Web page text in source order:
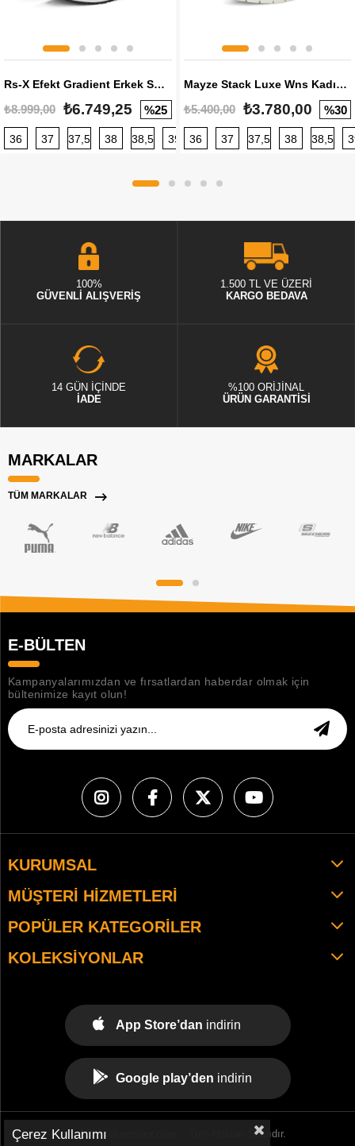
Rs-X Efekt Gradient Erkek Sneaker
₺8.999,00 ₺6.749,25 %25
36 37 37,5 38 38,5 39 40 40,5 41 42 42,5
Mayze Stack Luxe Wns Kadın Sneaker
₺5.400,00 ₺3.780,00 %30
36 37 37,5 38 38,5
100%
GÜVENLİ ALIŞVERİŞ
1.500 TL VE ÜZERİ
KARGO BEDAVA
14 GÜN İÇİNDE
İADE
%100 ORİJİNAL
ÜRÜN GARANTİSİ
MARKALAR
TÜM MARKALAR
E-BÜLTEN
Kampanyalarımızdan ve fırsatlardan haberdar olmak için
bültenimize kayıt olun!
KURUMSAL
MÜŞTERI HIZMETLERI
POPÜLER KATEGORILER
KOLEKSIYONLAR
App Store’dan indirin
Google play’den indirin
© 2021 tekemspor.com. - Tüm Hakları Saklıdır.
Çerez Kullanımı